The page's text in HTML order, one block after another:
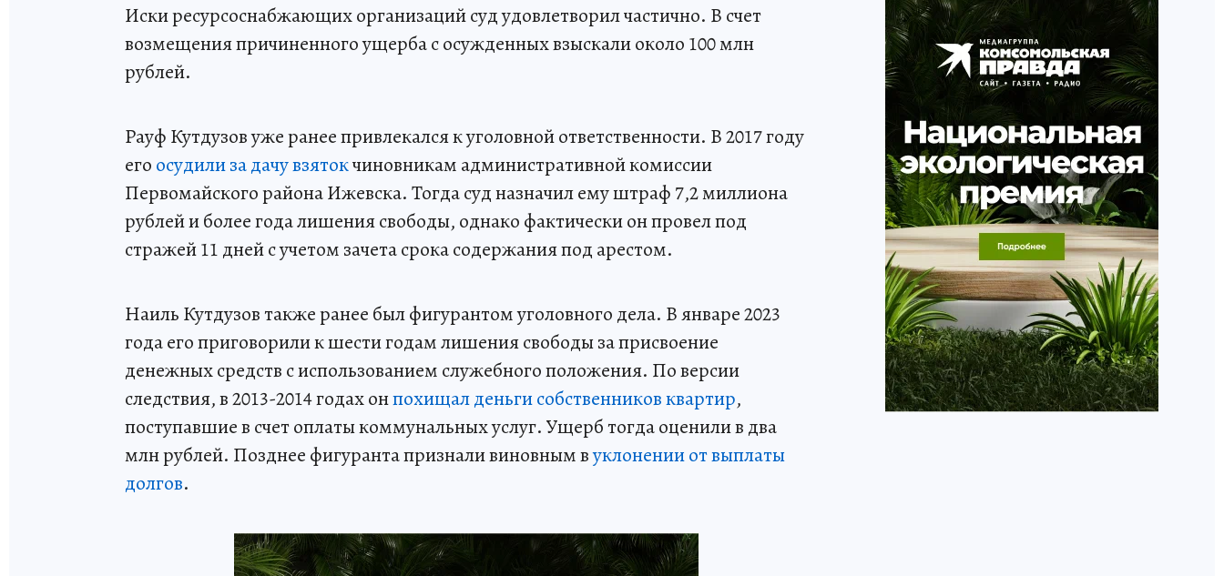
Иски ресурсоснабжающих организаций суд удовлетворил частично. В счет
возмещения причиненного ущерба с осужденных взыскали около 100 млн
рублей.
Рауф Кутдузов уже ранее привлекался к уголовной ответственности. В 2017 году
его осудили за дачу взятокчиновникам административной комиссии
Первомайского района Ижевска. Тогда суд назначил ему штраф 7,2 миллиона
рублей и более года лишения свободы, однако фактически он провел под
стражей 11 дней с учетом зачета срока содержания под арестом.
Наиль Кутдузов также ранее был фигурантом уголовного дела. В январе 2023
года его приговорили к шести годам лишения свободы за присвоение
денежных средств с использованием служебного положения. По версии
следствия, в 2013-2014 годах онпохищал деньги собственников квартир,
поступавшие в счет оплаты коммунальных услуг. Ущерб тогда оценили в два
млн рублей. Позднее фигуранта признали виновным вуклонении от выплаты
долгов.